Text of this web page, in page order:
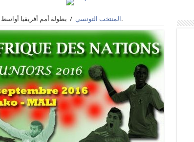
المنتخب التونسي / بطولة أمم أفريقيا أواسط : المنتخب التونسي يواجه الجزائر في النصف النهائي.